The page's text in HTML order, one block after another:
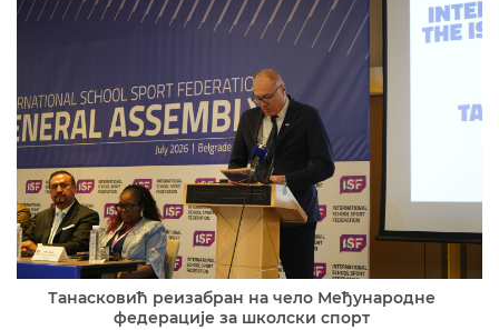
Танасковић реизабран на чело Међународне
федерације за школски спорт